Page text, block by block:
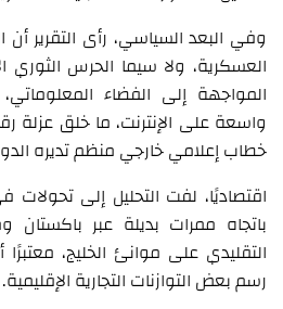
وفي البعد السياسي، رأى التقرير
العسكرية، ولا سيما الحرس الثوري
المواجهة إلى الفضاء
واسعة على الإنترنت، ما خلق عزلة
خطاب إعلامي خارجي منظم تديره
اقتصاديًا، لفت التحليل إلى تحولات
باتجاه ممرات بديلة عبر باكستان
التقليدي على موانئ الخليج،
رسم بعض التوازنات التجارية الإقليمية.